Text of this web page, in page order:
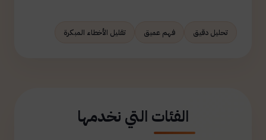
تحليل دقيق فهم عميق تقليل الأخطاء المبكرة
الفئات التي نخدمها